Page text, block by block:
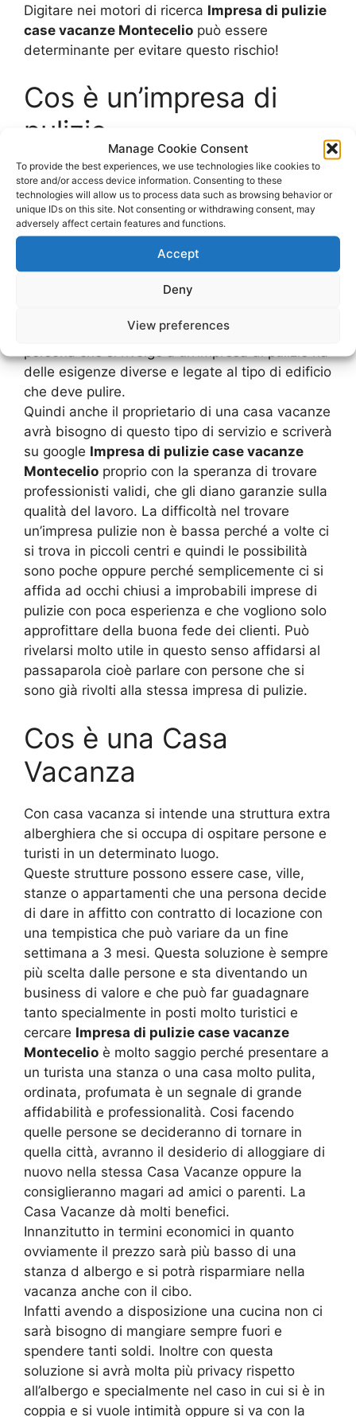
Manage Cookie Consent
To provide the best experiences, we use technologies like cookies to
store and/or access device information. Consenting to these
technologies will allow us to process data such as browsing behavior or
unique IDs on this site. Not consenting or withdrawing consent, may
adversely affect certain features and functions.
Accept
Deny
View preferences
Digitare nei motori di ricerca Impresa di pulizie
case vacanze Montecelio può essere
determinante per evitare questo rischio!
Cos è un’impresa di
pulizie
Un’impresa di pulizie è un’azienda che si occupa
di recarsi nelle abitazioni singole o
prevalentemente negli uffici o nei condomini per
occuparsi di tutta la pulizia in maniera
dettagliata e precisa.
In un’impresa di pulizie di alto livello lavorano
persone qualificate e con esperienza e che
possono presentare con il cliente. Infatti ogni
persona che si rivolge a un’impresa di pulizie ha
delle esigenze diverse e legate al tipo di edificio
che deve pulire.
Quindi anche il proprietario di una casa vacanze
avrà bisogno di questo tipo di servizio e scriverà
su google Impresa di pulizie case vacanze
Montecelio proprio con la speranza di trovare
professionisti validi, che gli diano garanzie sulla
qualità del lavoro. La difficoltà nel trovare
un’impresa pulizie non è bassa perché a volte ci
si trova in piccoli centri e quindi le possibilità
sono poche oppure perché semplicemente ci si
affida ad occhi chiusi a improbabili imprese di
pulizie con poca esperienza e che vogliono solo
approfittare della buona fede dei clienti. Può
rivelarsi molto utile in questo senso affidarsi al
passaparola cioè parlare con persone che si
sono già rivolti alla stessa impresa di pulizie.
Cos è una Casa
Vacanza
Con casa vacanza si intende una struttura extra
alberghiera che si occupa di ospitare persone e
turisti in un determinato luogo.
Queste strutture possono essere case, ville,
stanze o appartamenti che una persona decide
di dare in affitto con contratto di locazione con
una tempistica che può variare da un fine
settimana a 3 mesi. Questa soluzione è sempre
più scelta dalle persone e sta diventando un
business di valore e che può far guadagnare
tanto specialmente in posti molto turistici e
cercare Impresa di pulizie case vacanze
Montecelio è molto saggio perché presentare a
un turista una stanza o una casa molto pulita,
ordinata, profumata è un segnale di grande
affidabilità e professionalità. Cosi facendo
quelle persone se decideranno di tornare in
quella città, avranno il desiderio di alloggiare di
nuovo nella stessa Casa Vacanze oppure la
consiglieranno magari ad amici o parenti. La
Casa Vacanze dà molti benefici.
Innanzitutto in termini economici in quanto
ovviamente il prezzo sarà più basso di una
stanza d albergo e si potrà risparmiare nella
vacanza anche con il cibo.
Infatti avendo a disposizione una cucina non ci
sarà bisogno di mangiare sempre fuori e
spendere tanti soldi. Inoltre con questa
soluzione si avrà molta più privacy rispetto
all’albergo e specialmente nel caso in cui si è in
coppia e si vuole intimità oppure si va con la